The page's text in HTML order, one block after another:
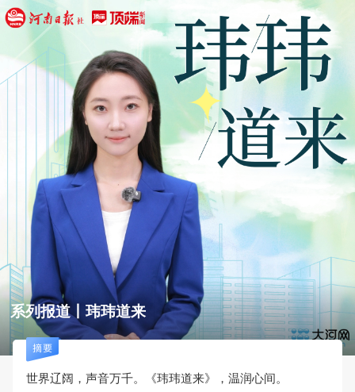
系列报道丨玮玮道来
世界辽阔，声音万千。《玮玮道来》，温润心间。